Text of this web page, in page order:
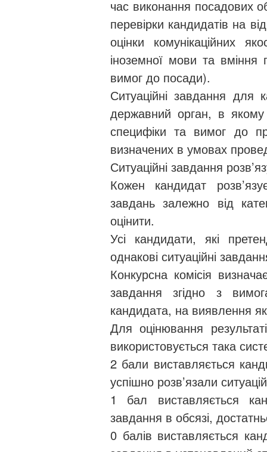
час виконання посадових
перевірки кандидатів на
оцінки комунікаційних
іноземної мови та вміння
вимог до посади).
Ситуаційні завдання для
державний орган, в
специфіки та вимог до
визначених в умовах
Ситуаційні завдання
Кожен кандидат
завдань залежно від
оцінити.
Усі кандидати, які
однакові ситуаційні
Конкурсна комісія
завдання згідно з
кандидата, на виявлення
Для оцінювання
використовується така
2 бали виставляється
успішно розв’язали
1 бал виставляється
завдання в обсязі,
0 балів виставляється